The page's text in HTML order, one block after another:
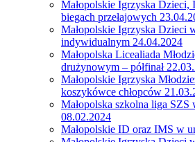
Małopolskie Igrzyska
biegach przełajowych
Małopolskie Igrzyska Dzieci
indywidualnym 24.04.2024
Małopolska Licealiada
drużynowym – półfinał
Małopolskie Igrzyska
koszykówce chłopców
Małopolska szkolna liga SZS
08.02.2024
Małopolskie ID oraz IMS w